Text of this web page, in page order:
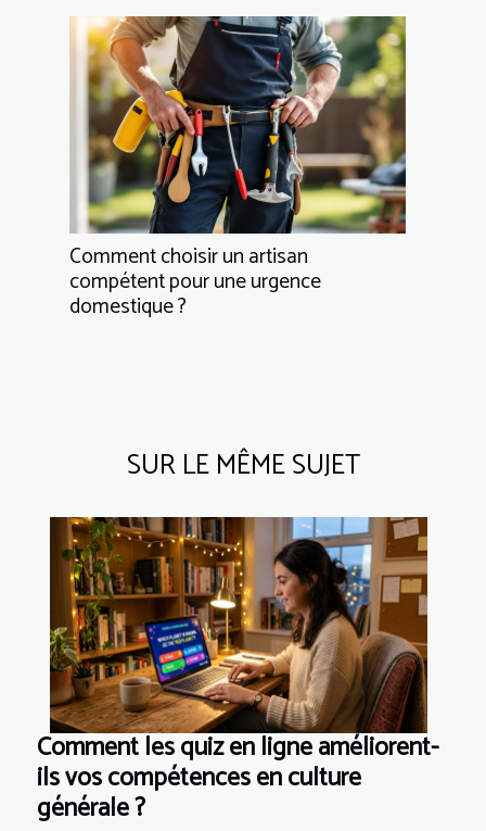
Comment choisir un artisan
compétent pour une urgence
domestique ?
SUR LE MÊME SUJET
Comment les quiz en ligne améliorent-
ils vos compétences en culture
générale ?